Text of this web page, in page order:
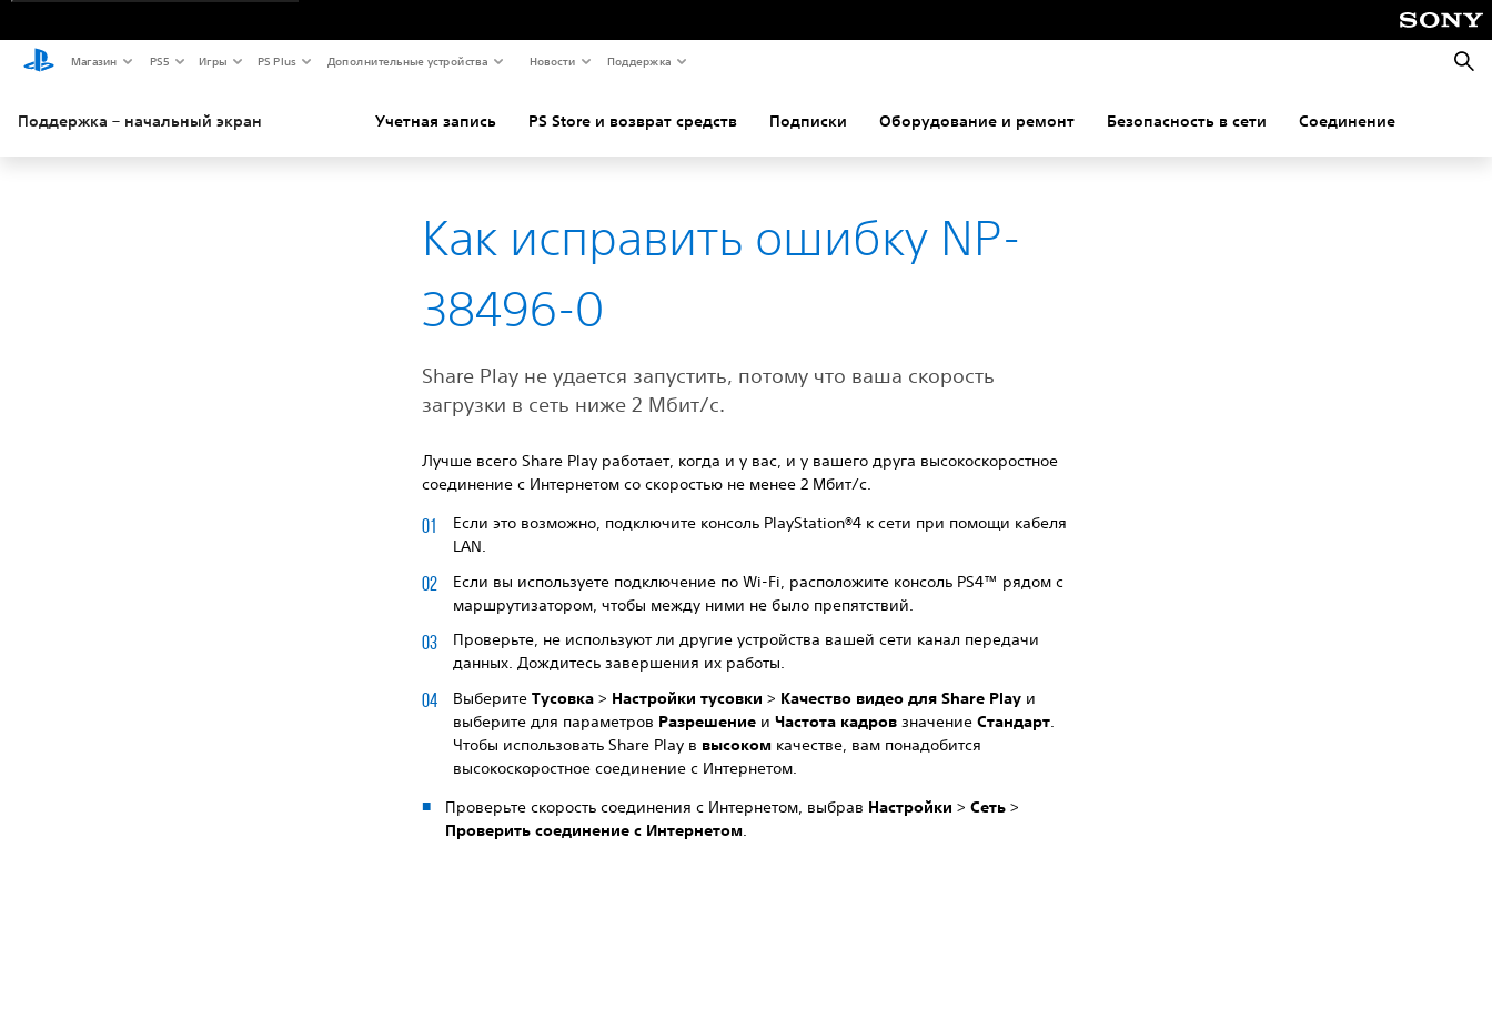
Магазин PS5 Игры PS Plus Дополнительные устройства Новости Поддержка
Поиск
Поддержка – начальный экран Учетная запись PS Store и возврат средств Подписки Оборудование и ремонт Безопасность в сети Соединение
Как исправить ошибку NP-
38496-0
Share Play не удается запустить, потому что ваша скорость
загрузки в сеть ниже 2 Мбит/с.
Лучше всего Share Play работает, когда и у вас, и у вашего друга высокоскоростное
соединение с Интернетом со скоростью не менее 2 Мбит/с.
Если это возможно, подключите консоль PlayStation®4 к сети при помощи кабеля
LAN.
Если вы используете подключение по Wi-Fi, расположите консоль PS4™ рядом с
маршрутизатором, чтобы между ними не было препятствий.
Проверьте, не используют ли другие устройства вашей сети канал передачи
данных. Дождитесь завершения их работы.
ВыберитеТусовка > Настройки тусовки > Качество видео для Share Play и
выберите для параметров Разрешение иЧастота кадров значениеСтандарт
Чтобы использовать Share Play в высоком качестве, вам понадобится
высокоскоростное соединение с Интернетом.
Проверьте скорость соединения с Интернетом, выбрав Настройки >Сеть >
Проверить соединение с Интернетом